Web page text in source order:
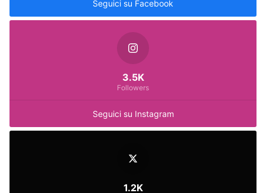
Seguici su Facebook
Seguici su Instagram
3.5K
Followers
1.2K